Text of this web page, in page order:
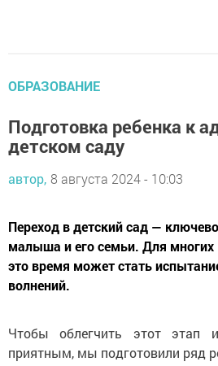
ОБРАЗОВАНИЕ
Подготовка ребенка к
детском саду
автор, 8 августа 2024 - 10:03
Переход в детский сад —
малыша и его семьи. Для многих
это время может стать
волнений.
Чтобы облегчить этот этап
приятным, мы подготовили ряд